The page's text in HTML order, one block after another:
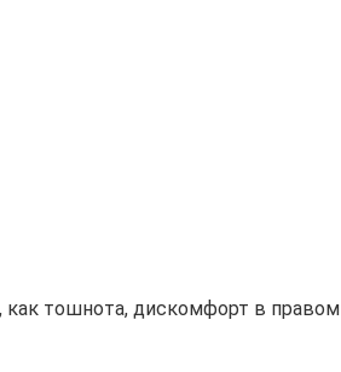
как тошнота, дискомфорт в правом